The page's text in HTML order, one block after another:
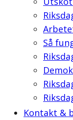
Så
Kontakt &